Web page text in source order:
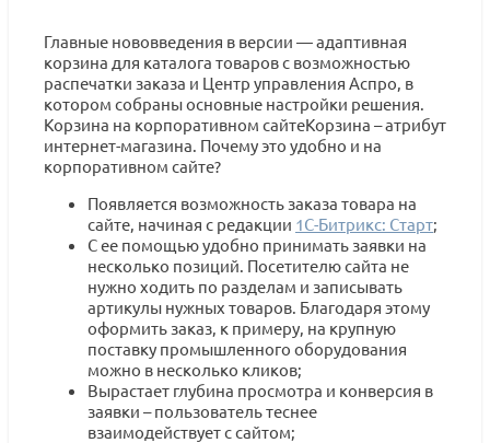
Главные нововведения в версии — адаптивная
корзина для каталога товаров с возможностью
распечатки заказа и Центр управления Аспро, в
котором собраны основные настройки решения.
Корзина на корпоративном сайтеКорзина – атрибут
интернет-магазина. Почему это удобно и на
корпоративном сайте?
Появляется возможность заказа товара на
сайте, начиная с редакции 1С-Битрикс: Старт;
С ее помощью удобно принимать заявки на
несколько позиций. Посетителю сайта не
нужно ходить по разделам и записывать
артикулы нужных товаров. Благодаря этому
оформить заказ, к примеру, на крупную
поставку промышленного оборудования
можно в несколько кликов;
Вырастает глубина просмотра и конверсия в
заявки – пользователь теснее
взаимодействует с сайтом;